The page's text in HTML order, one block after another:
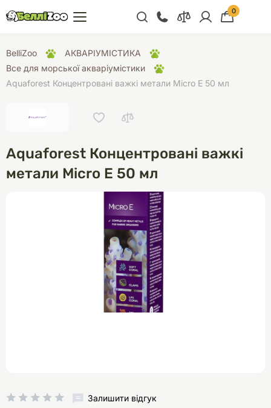
+38 (068) 300 91 91
Відділ продажу
+38 (093) 300 91 91
+38 (068) 479 28
76
0
BelliZoo
АКВАРІУМІСТИКА
Все для морської акваріумістики
Aquaforest Концентровані важкі метали Micro E 50 мл
Aquaforest Концентровані важкі
метали Micro E 50 мл
Залишити відгук